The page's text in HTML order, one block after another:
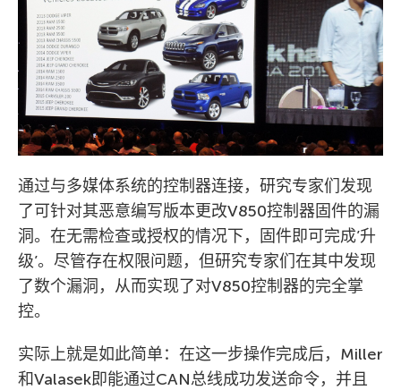
通过与多媒体系统的控制器连接，研究专家们发现
了可针对其恶意编写版本更改V850控制器固件的漏
洞。在无需检查或授权的情况下，固件即可完成’升
级’。尽管存在权限问题，但研究专家们在其中发现
了数个漏洞，从而实现了对V850控制器的完全掌
控。
实际上就是如此简单：在这一步操作完成后，Miller
和Valasek即能通过CAN总线成功发送命令，并且